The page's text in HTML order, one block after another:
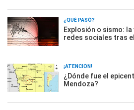
¿QUÉ PASÓ?
Explosión o sismo:
redes sociales tras
¡ATENCIÓN!
¿Dónde fue el
Mendoza?